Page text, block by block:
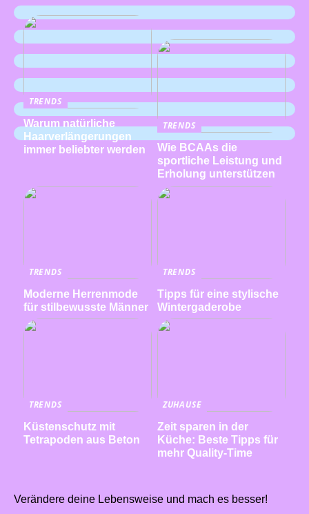
TRENDS
Warum natürliche
Haarverlängerungen
immer beliebter werden
TRENDS
Wie BCAAs die
sportliche Leistung und
Erholung unterstützen
TRENDS
Moderne Herrenmode
für stilbewusste Männer
TRENDS
Tipps für eine stylische
Wintergaderobe
TRENDS
Küstenschutz mit
Tetrapoden aus Beton
ZUHAUSE
Zeit sparen in der
Küche: Beste Tipps für
mehr Quality-Time
Verändere deine Lebensweise und mach es besser!